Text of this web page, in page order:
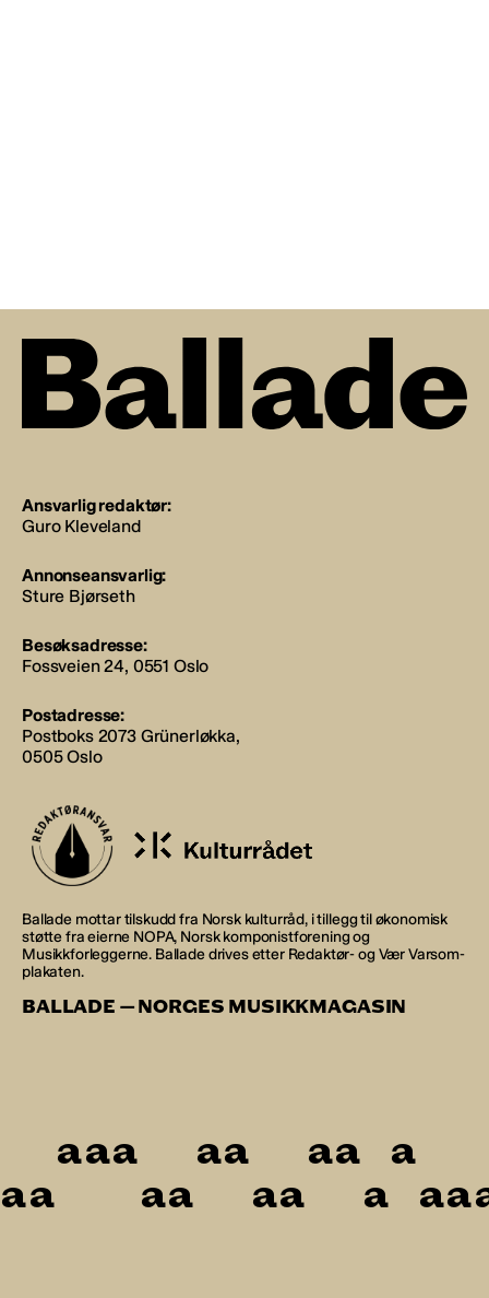
Ansvarlig redaktør:
Guro Kleveland
Annonseansvarlig:
Sture Bjørseth
Besøksadresse:
Fossveien 24, 0551 Oslo
Postadresse:
Postboks 2073 Grünerløkka,
0505 Oslo
Ballade mottar tilskudd fra Norsk kulturråd, i tillegg til økonomisk
støtte fra eierne NOPA, Norsk komponistforening og
Musikkforleggerne. Ballade drives etter Redaktør- og Vær Varsom-
plakaten.
BALLADE — NORGES MUSIKKMAGASIN
a